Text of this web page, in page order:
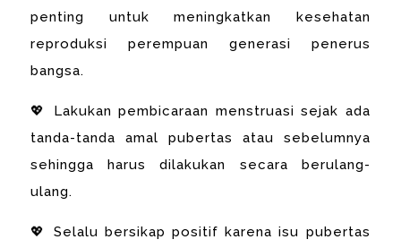
penting untuk meningkatkan kesehatan
reproduksi perempuan generasi penerus
bangsa.
💖 Lakukan pembicaraan menstruasi sejak ada
tanda-tanda amal pubertas atau sebelumnya
sehingga harus dilakukan secara berulang-
ulang.
💖 Selalu bersikap positif karena isu pubertas